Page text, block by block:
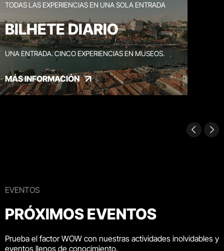
TODAS LAS EXPERIENCIAS EN UNA SOLA ENTRADA
BILHETE DIARIO
UNA ENTRADA. CINCO EXPERIENCIAS EN MUSEOS.
MÁS INFORMACIÓN
EVENTOS
PRÓXIMOS EVENTOS
Prueba el factor WOW con nuestras actividades inolvidables y
eventos llenos de conocimiento.